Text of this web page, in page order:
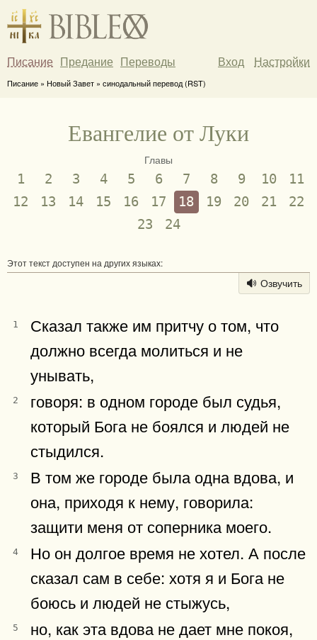
Писание Предание Переводы Вход Настройки
Писание » Новый Завет » синодальный перевод (RST)
Евангелие от Луки
Главы
1 2 3 4 5 6 7 8 9 10
11
12
13 14 15 16 17 18 19 20 21
22
23
24
Этот текст доступен на других языках:
Озвучить
1
Сказал также им притчу о том, что
должно всегда молиться и не
унывать,
2
говоря: в одном городе был судья,
который Бога не боялся и людей не
стыдился.
3
В том же городе была одна вдова, и
она, приходя к нему, говорила:
защити меня от соперника моего.
4
Но он долгое время не хотел. А после
сказал сам в себе: хотя я и Бога не
боюсь и людей не стыжусь,
5
но, как эта вдова не дает мне покоя,